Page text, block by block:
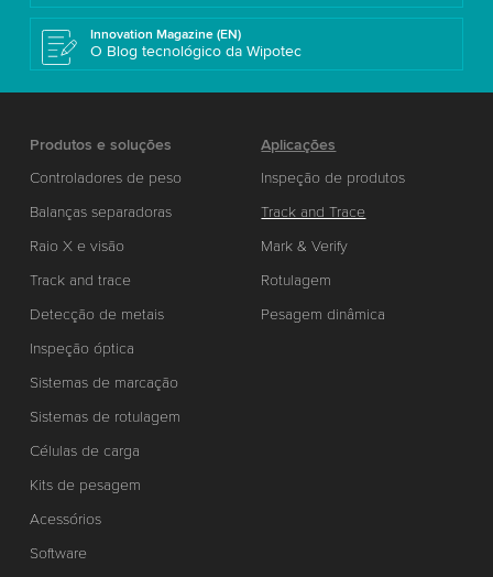
Innovation Magazine (EN)
O Blog tecnológico da Wipotec
Produtos e soluções
Controladores de peso
Balanças separadoras
Raio X e visão
Track and trace
Detecção de metais
Inspeção óptica
Sistemas de marcação
Sistemas de rotulagem
Células de carga
Kits de pesagem
Acessórios
Software
Aplicações
Inspeção de produtos
Track and Trace
Mark & Verify
Rotulagem
Pesagem dinâmica